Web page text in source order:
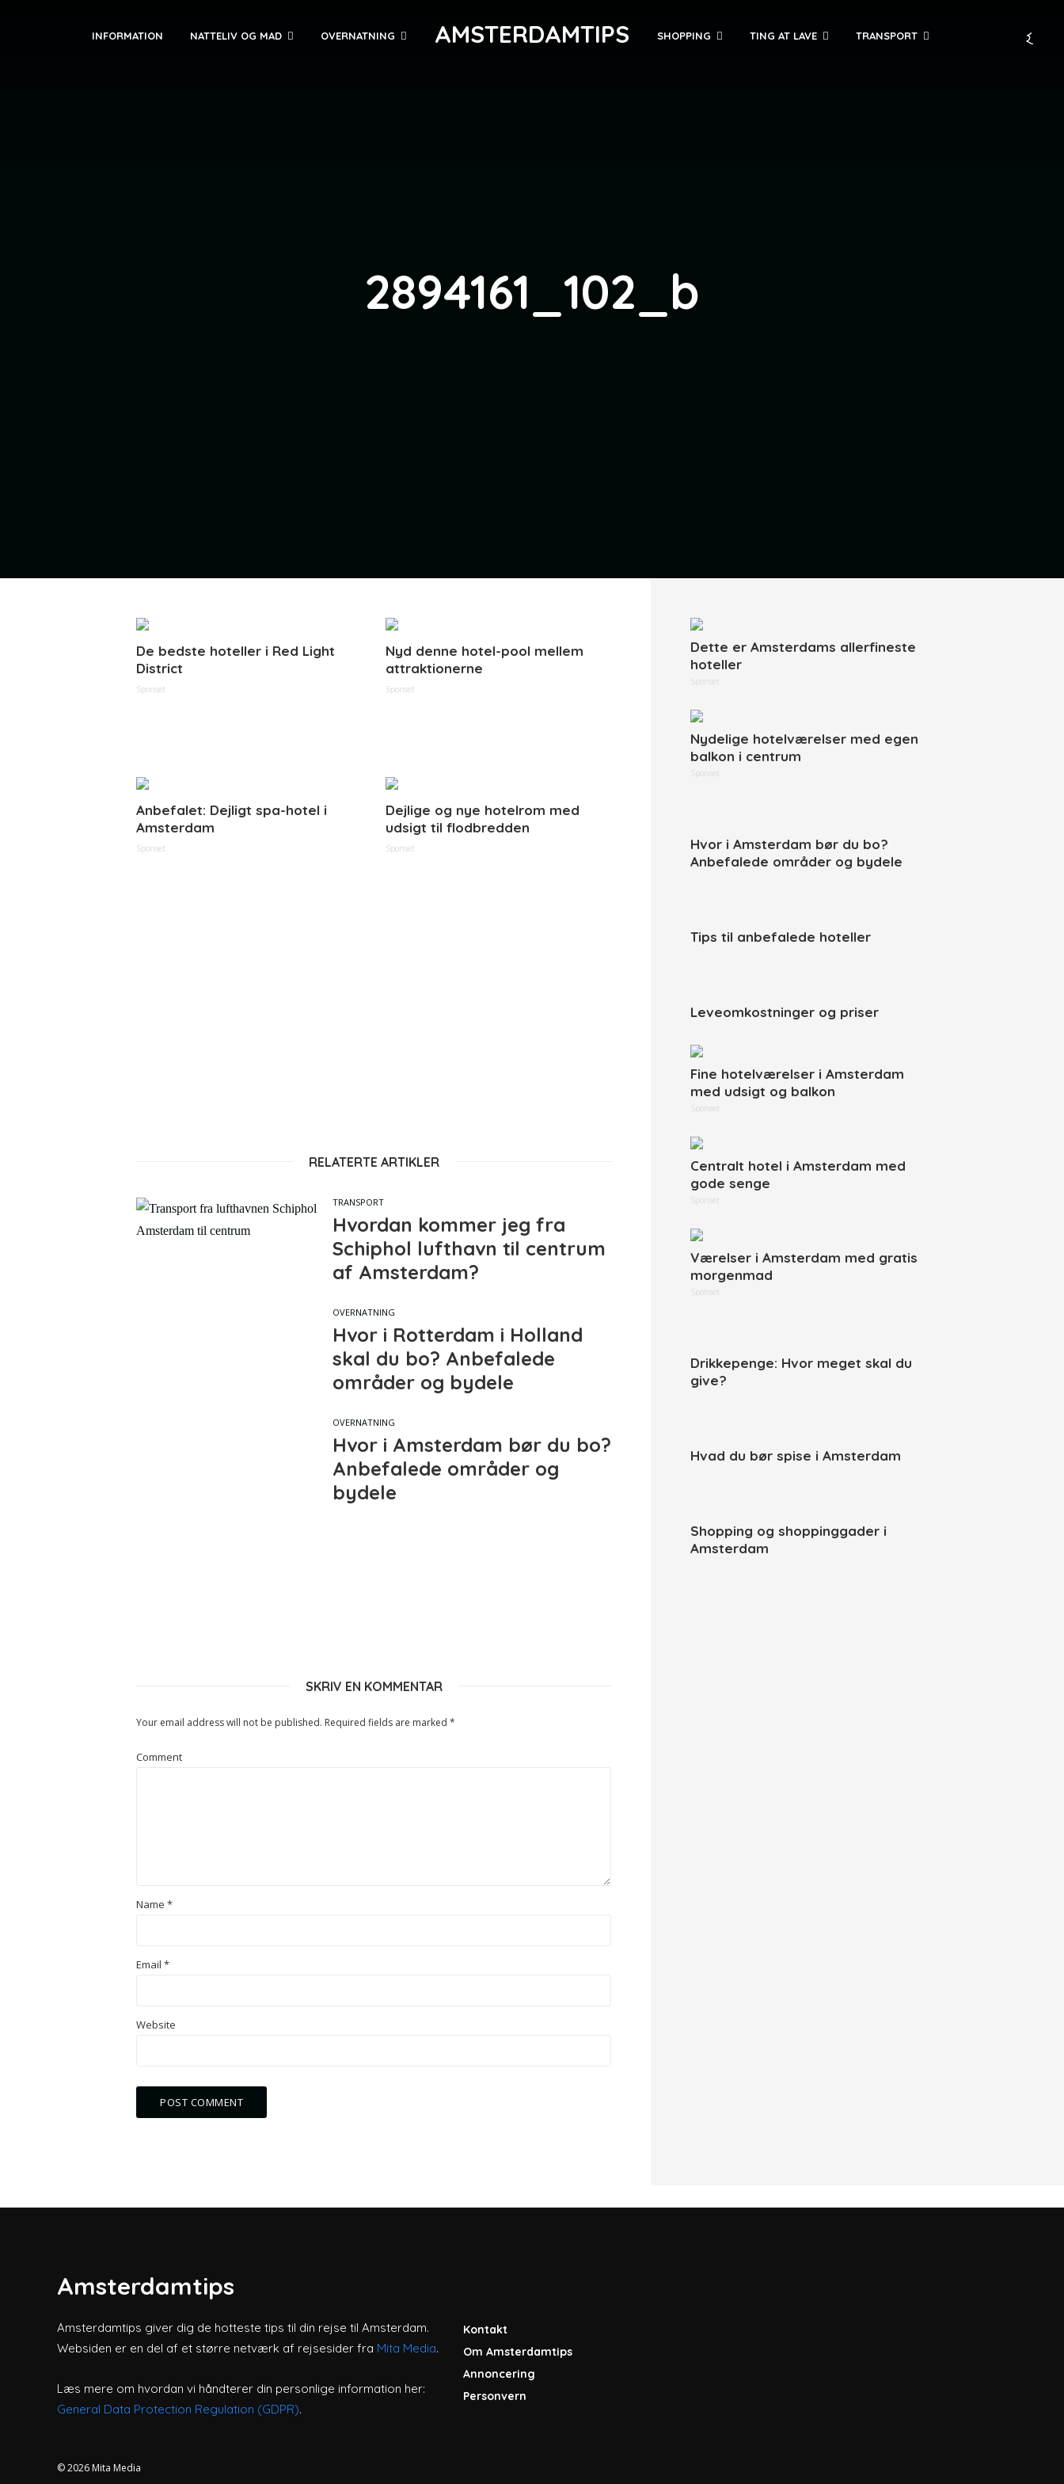
INFORMATION NATTELIV OG MAD OVERNATNING AMSTERDAMTIPS SHOPPING TING AT LAVE TRANSPORT
2894161_102_b
De bedste hoteller i Red Light
District
Sponset
Nyd denne hotel-pool mellem
attraktionerne
Sponset
Anbefalet: Dejligt spa-hotel i
Amsterdam
Sponset
Dejlige og nye hotelrom med
udsigt til flodbredden
Sponset
RELATERTE ARTIKLER
TRANSPORT
Hvordan kommer jeg fra
Schiphol lufthavn til centrum
af Amsterdam?
OVERNATNING
Hvor i Rotterdam i Holland
skal du bo? Anbefalede
områder og bydele
OVERNATNING
Hvor i Amsterdam bør du bo?
Anbefalede områder og
bydele
SKRIV EN KOMMENTAR
Your email address will not be published. Required fields are marked *
Comment
Name *
Email *
Website
Dette er Amsterdams allerfineste
hoteller
Sponset
Nydelige hotelværelser med egen
balkon i centrum
Sponset
Hvor i Amsterdam bør du bo?
Anbefalede områder og bydele
Tips til anbefalede hoteller
Leveomkostninger og priser
Fine hotelværelser i Amsterdam
med udsigt og balkon
Sponset
Centralt hotel i Amsterdam med
gode senge
Sponset
Værelser i Amsterdam med gratis
morgenmad
Sponset
Drikkepenge: Hvor meget skal du
give?
Hvad du bør spise i Amsterdam
Shopping og shoppinggader i
Amsterdam
Amsterdamtips
Amsterdamtips giver dig de hotteste tips til din rejse til Amsterdam.
Websiden er en del af et større netværk af rejsesider fra Mita Media.
Læs mere om hvordan vi håndterer din personlige information her:
General Data Protection Regulation (GDPR).
Kontakt
Om Amsterdamtips
Annoncering
Personvern
© 2026 Mita Media